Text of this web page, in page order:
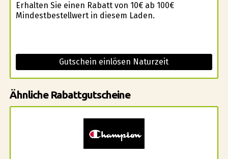
Erhalten Sie einen Rabatt von 10€ ab 100€
Mindestbestellwert in diesem Laden.
Gutschein einlösen Naturzeit
Ähnliche Rabattgutscheine